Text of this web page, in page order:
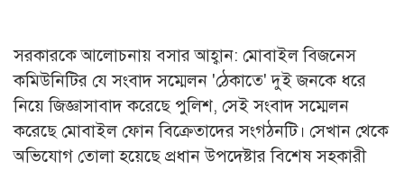
সরকারকে আলোচনায় বসার আহ্বান: মোবাইল বিজনেস
কমিউনিটির যে সংবাদ সম্মেলন 'ঠেকাতে' দুই জনকে ধরে
নিয়ে জিজ্ঞাসাবাদ করেছে পুলিশ, সেই সংবাদ সম্মেলন
করেছে মোবাইল ফোন বিক্রেতাদের সংগঠনটি। সেখান থেকে
অভিযোগ তোলা হয়েছে প্রধান উপদেষ্টার বিশেষ সহকারী